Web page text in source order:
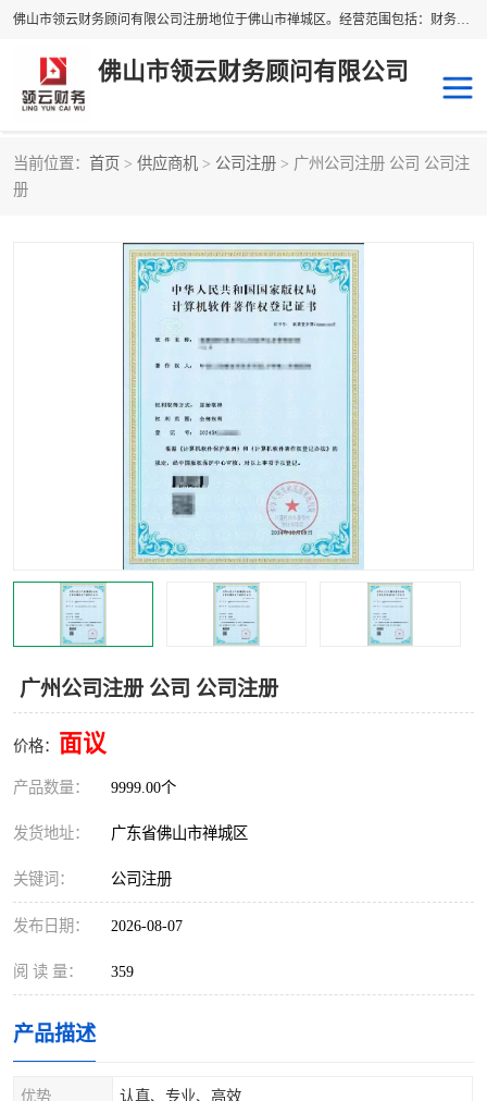
佛山市领云财务顾问有限公司注册地位于佛山市禅城区。经营范围包括：财务咨询，税务服务，企业管理咨询，信息咨询服务，法律咨询顾问，商务代理代办等服务；主要项目有：代理记账，旧账账务处理，疑难账务处理，建账审账；纳税申报，网上申请发票，企业税务分析、审查与评估；注册个体工商户，注册公司，公司注销；企业名称、地址、法人、股东、经营范围、营业期限等资料变更；商标注册、商标转让。财税审计、税务咨询、公司年审。
佛山市领云财务顾问有限公司
当前位置： 首页 > 供应商机 > 公司注册 > 广州公司注册 公司 公司注
册
广州公司注册 公司 公司注册
价格： 面议
产品数量： 9999.00个
发货地址： 广东省佛山市禅城区
关键词： 公司注册
发布日期： 2026-08-07
阅 读 量： 359
产品描述
优势 认真、专业、高效
税务筹划
进出口经营权